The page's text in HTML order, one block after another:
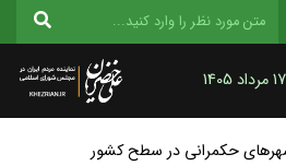
17 مرداد 1405
حکمرانی در سطح کشور